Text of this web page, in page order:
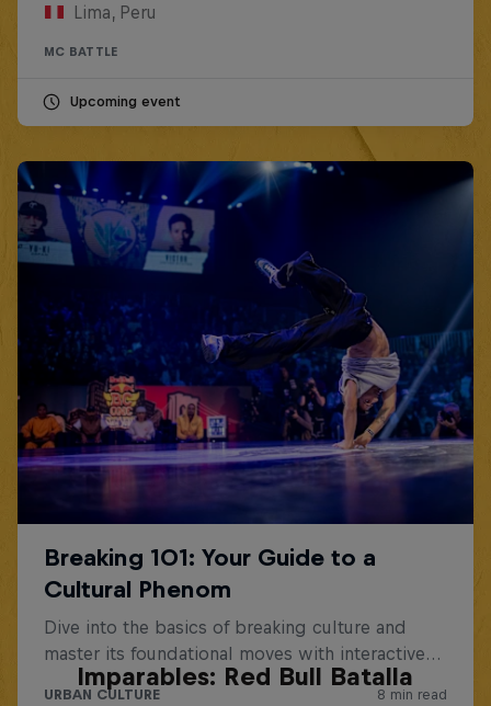
Lima, Peru
MC BATTLE
Upcoming event
Imparables: Red Bull Batalla